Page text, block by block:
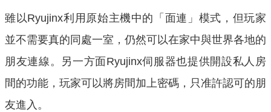
雖以Ryujinx利用原始主機中的「面連」模式，但玩家
並不需要真的同處一室，仍然可以在家中與世界各地的
朋友連線。另一方面Ryujinx伺服器也提供開設私人房
間的功能，玩家可以將房間加上密碼，只准許認可的朋
友進入。